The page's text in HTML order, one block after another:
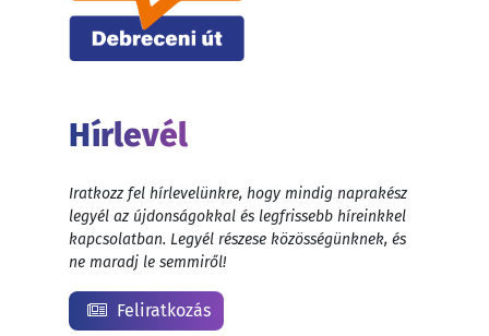
Hírlevél
Iratkozz fel hírlevelünkre, hogy mindig naprakész
legyél az újdonságokkal és legfrissebb híreinkkel
kapcsolatban. Legyél részese közösségünknek, és
ne maradj le semmiről!
Feliratkozás